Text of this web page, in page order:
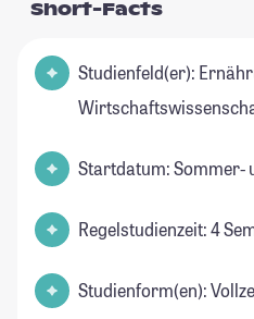
Short-Facts
Studienfeld(er):
Startdatum: Sommer-
Regelstudienzeit: 4
Studienform(en):